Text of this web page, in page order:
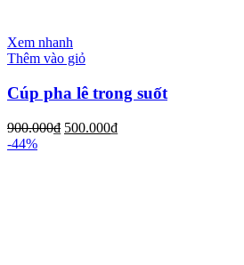
Xem nhanh
Thêm vào giỏ
Cúp pha lê trong suốt
900.000₫ 500.000₫
-44%